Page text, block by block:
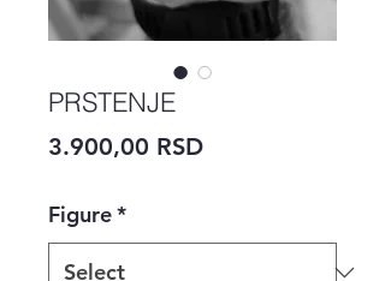
PRSTENJE
3.900,00 RSDPrice
Figure*